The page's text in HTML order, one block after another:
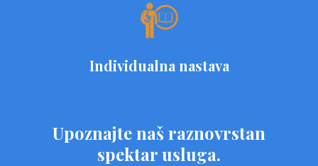
Individualna nastava
Upoznajte naš raznovrstan
spektar usluga.